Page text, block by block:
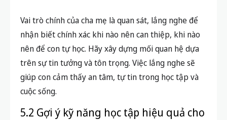
Vai trò chính của cha mẹ là quan sát, lắng nghe để
nhận biết chính xác khi nào nên can thiệp, khi nào
nên để con tự học. Hãy xây dựng mối quan hệ dựa
trên sự tin tưởng và tôn trọng. Việc lắng nghe sẽ
giúp con cảm thấy an tâm, tự tin trong học tập và
cuộc sống.
5.2 Gợi ý kỹ năng học tập hiệu quả cho